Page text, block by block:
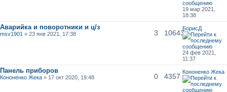
19 мар 2021,
18:38
Аварийка и поворотники и ц/з
msv1901 » 23 янв 2021, 17:38 3 10643
БорисД
24 фев 2021,
11:37
Панель приборов
Кононенко Жека » 17 окт 2020, 19:48 0 4357
Кононенко Жека